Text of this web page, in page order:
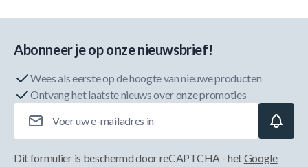
Abonneer je op onze nieuwsbrief!
Wees als eerste op de hoogte van nieuwe producten
Ontvang het laatste nieuws over onze promoties
Dit formulier is beschermd door reCAPTCHA - hetGoogle